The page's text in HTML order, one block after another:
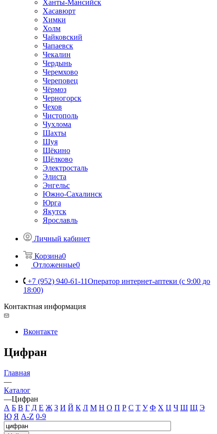
Ханты-Мансийск
Хасавюрт
Химки
Холм
Чайковский
Чапаевск
Чекалин
Чердынь
Черемхово
Череповец
Чёрмоз
Черногорск
Чехов
Чистополь
Чухлома
Шахты
Шуя
Щёкино
Щёлково
Электросталь
Элиста
Энгельс
Южно-Сахалинск
Юрга
Якутск
Ярославль
Личный кабинет
Корзина0
Отложенные0
+7 (952) 940-61-11Оператор интернет-аптеки (с 9:00 до
18:00)
Контактная информация
Вконтакте
Цифран
Главная
—
Каталог
—Цифран
А Б В Г Д Е Ж З И Й К Л М Н О П Р С Т У Ф Х Ц Ч Ш Щ Э
Ю Я A-Z 0-9